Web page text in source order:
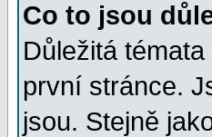
Co to jsou
Důležitá
první stránce.
jsou. Stejně